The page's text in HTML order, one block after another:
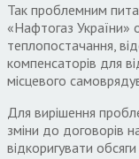
Так проблемним
«Нафтогаз України»
теплопостачання,
компенсаторів для
місцевого
Для вирішення
зміни до договорів
відкоригувати